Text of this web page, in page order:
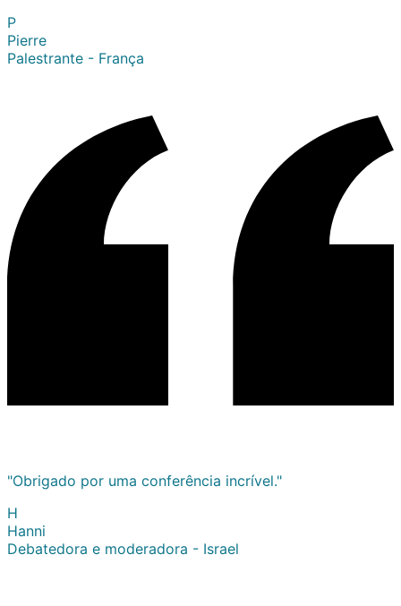
P
Pierre
Palestrante - França
"Obrigado por uma conferência incrível."
H
Hanni
Debatedora e moderadora - Israel